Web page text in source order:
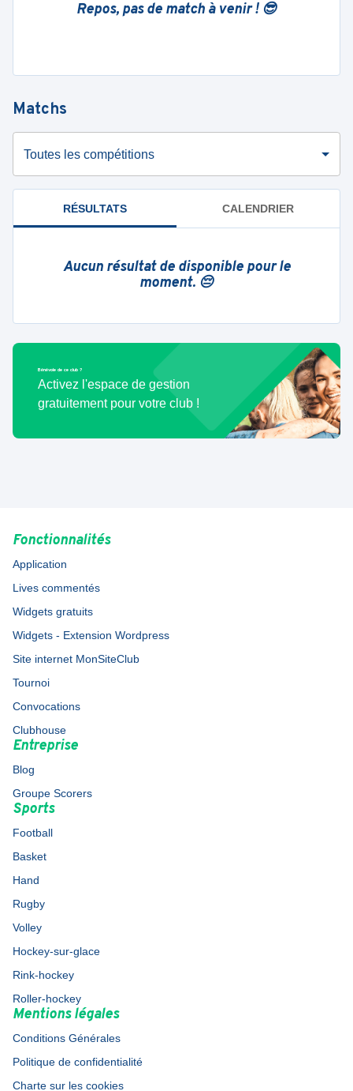
Repos, pas de match à venir ! 😎
Matchs
Toutes les compétitions
RÉSULTATS CALENDRIER
Aucun résultat de disponible pour le
moment. 😔
Bénévole de ce club ?
Activez l'espace de gestion
gratuitement pour votre club !
Fonctionnalités
Application
Lives commentés
Widgets gratuits
Widgets - Extension Wordpress
Site internet MonSiteClub
Tournoi
Convocations
Clubhouse
Entreprise
Blog
Groupe Scorers
Sports
Football
Basket
Hand
Rugby
Volley
Hockey-sur-glace
Rink-hockey
Roller-hockey
Mentions légales
Conditions Générales
Politique de confidentialité
Charte sur les cookies